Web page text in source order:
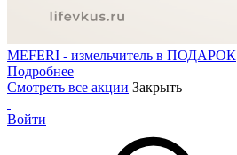
MEFERI - измельчитель в ПОДАРОК
Подробнее
Смотреть все акции Закрыть
Войти